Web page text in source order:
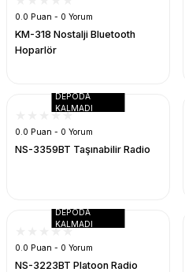
0.0 Puan - 0 Yorum
KM-318 Nostalji Bluetooth
Hoparlör
DEPODA
KALMADI
0.0 Puan - 0 Yorum
NS-3359BT Taşınabilir Radio
DEPODA
KALMADI
0.0 Puan - 0 Yorum
NS-3223BT Platoon Radio